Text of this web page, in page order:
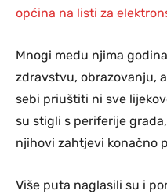
općina na listi za
Mnogi među njima
zdravstvu, obrazovanju,
sebi priuštiti ni sve
su stigli s periferije
njihovi zahtjevi konačno
Više puta naglasili su i